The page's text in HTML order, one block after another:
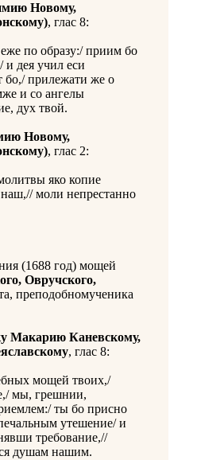
Новому,
, глас 8:
еже по образу:/ приим бо
и дея учил еси
бо,/ прилежати же о
и со ангелы
дух твой.
Новому,
, глас 2:
яко копие
моли непрестанно
(1688 год) мощей
Овручского,
преподобномученика
Макарию Каневскому,
, глас 8:
мощей твоих,/
мы, грешнии,
ты бо присно
утешение/ и
требование,//
душам нашим.